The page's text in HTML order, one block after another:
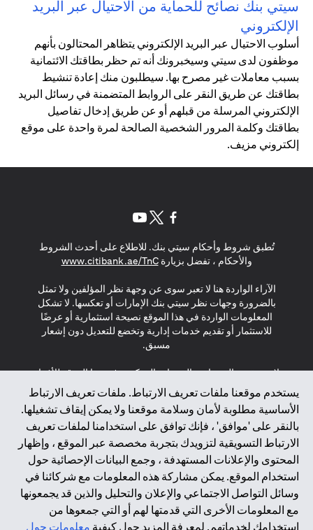
سيتي بنك نصائح للحماية من الاحتيال عبر البريد
الإلكتروني
أسلوب الاحتيال عبر البريد الإلكتروني يتظاهر المحتالون بأنهم
موظفون لدى سيتي وسيخبرونك أنه تم حظر بطاقتك الائتمانية
بسبب معاملات غير مصرح بها. سيطلبون منك إعادة تنشيط
بطاقتك عن طريق النقر على الروابط المتضمنة في رسائل البريد
الإلكتروني المرسلة من قبلهم أو عن طريق إدخال تفاصيل
بطاقتك وكلمة المرور الشخصية الصالحة لمرة واحدة على موقع
إلكتروني مزيف.
يستخدم موقعنا ملفات تعريف الارتباط. ملفات تعريف الارتباط
الأساسية مطلوبة لأمان وسلامة موقعنا ولا يمكن إيقاف تشغيلها.
بالنقر على 'موافق' ، فإنك توافق على استخدامنا لملفات تعريف
الارتباط التسويقية لتزويدك بتجربة مخصصة عبر الموقع ، وإظهار
المحتوى والإعلانات المستهدفة ، وجمع البيانات الإحصائية حول
استخدام الموقع. يمكن مشاركة هذه المعلومات مع شركائنا في
وسائل التواصل الاجتماعي والإعلان والتحليل والذين قد يجمعونها
مع المعلومات الأخرى التي قدمتها لهم أو التي جمعوها من
استخدامك لخدماتهم. لمعرفة المزيد حول كيفية معلومات حول
تُطبق شروط وأحكام سيتي بنك. للاطلاع على أحدث الشروط
والأحكام ، تفضل بزيارةwww.citibank.ae/TnC
(opens in a new tab)
الآراء الواردة هنا لا تعبر سوى عن وجهة نظر المؤلفين ولا تمثل
بالضرورة وجهات نظر سيتي بنك الإمارات أو تعكسها. لا تشكل
المعلومات الواردة في هذا الموقع نصيحة استثمارية أو عرضًا
للاستثمار أو تقديم خدمات إدارية وتخضع للتعديل دون إشعار
مسبق.
لا يتم تقديم المنتجات والخدمات المذكورة في هذا الموقع للأفراد
المقيمين في الاتحاد الأوروبي أو المنطقة الاقتصادية الأوروبية أو
سويسرا أو غيرنسي أو جيرسي أو موناكو أو سان مارينو أو
الفاتيكان أو جزيرة مان أو المملكة المتحدة أو خصوصية البيانات
(لائحة حماية البيانات العامة \ قانون حماية البيانات الشخصية
العامة \ قانون خصوصية نيوزيلندا). المحتوى الموجود في هذه
الصفحة ليس ولا ينبغي تفسيره على أنه عرض أو دعوة أو دعوة
لشراء أو بيع أي من المنتجات والخدمات المذكورة هنا لمثل هؤلاء
الأفراد.
*GDPR – اللائحة العامة لحماية البيانات؛ * LGPD – Lei Geral de
Proteção de Dados Pessoais ; *NZPA – قانون الخصوصية